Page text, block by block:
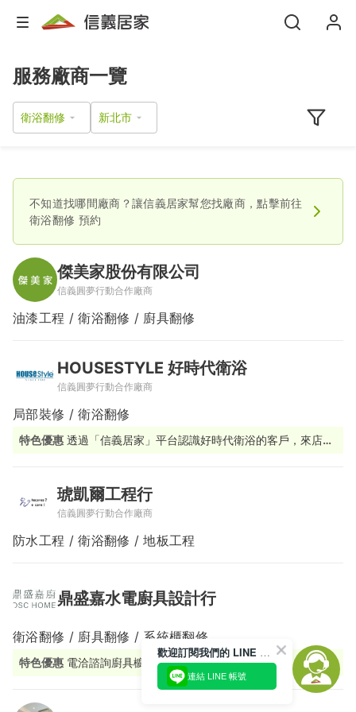
服務廠商一覽
衛浴翻修
不知道找哪間廠商？讓信義居家幫您找廠商，點擊前往
衛浴翻修 預約
傑美家股份有限公司
信義圓夢行動合作廠商
油漆工程 / 衛浴翻修 / 廚具翻修
HOUSESTYLE 好時代衛浴
信義圓夢行動合作廠商
局部裝修 / 衛浴翻修
特色優惠 透過「信義居家」平台認識好時代衛浴的客戶，來店或
琥凱爾工程行
信義圓夢行動合作廠商
防水工程 / 衛浴翻修 / 地板工程
鼎盛嘉水電廚具設計行
衛浴翻修 / 廚具翻修 / 系統櫃翻修
特色優惠 電洽諮詢廚具櫥櫃類95折優惠
歡迎訂閱我們的 LINE 官方帳號
連結 LINE 帳號